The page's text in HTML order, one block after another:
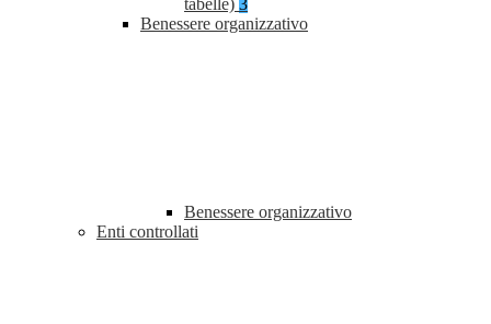
tabelle) 3
Benessere organizzativo
Benessere organizzativo
Enti controllati